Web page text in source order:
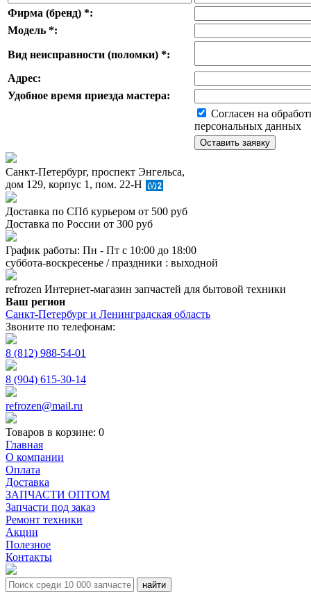
Фирма (бренд) *:
Модель *:
Вид неисправности (поломки) *:
Адрес:
Удобное время приезда мастера:
Согласен на
персональных данных
Санкт-Петербург, проспект Энгельса,
дом 129, корпус 1, пом. 22-Н
Доставка по СПб курьером от 500 руб
Доставка по России от 300 руб
График работы: Пн - Пт с 10:00 до 18:00
суббота-воскресенье / праздники : выходной
refrozen Интернет-магазин запчастей для бытовой техники
Ваш регион
Санкт-Петербург и Ленинградская область
Звоните по телефонам:
8 (812) 988-54-01
8 (904) 615-30-14
refrozen@mail.ru
Товаров в корзине: 0
Главная
О компании
Оплата
Доставка
ЗАПЧАСТИ ОПТОМ
Запчасти под заказ
Ремонт техники
Акции
Полезное
Контакты